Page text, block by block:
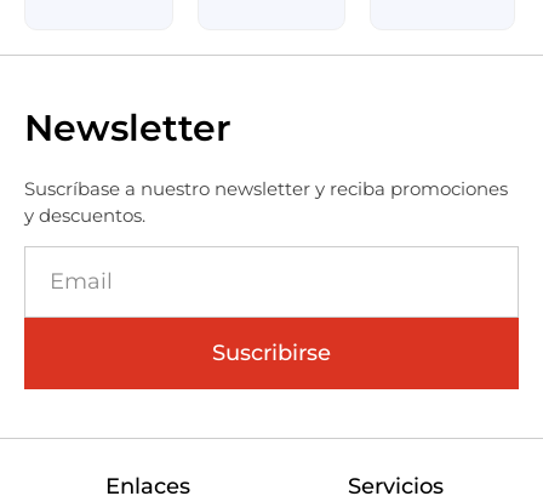
Newsletter
Suscríbase a nuestro newsletter y reciba promociones
y descuentos.
Suscribirse
Enlaces Servicios